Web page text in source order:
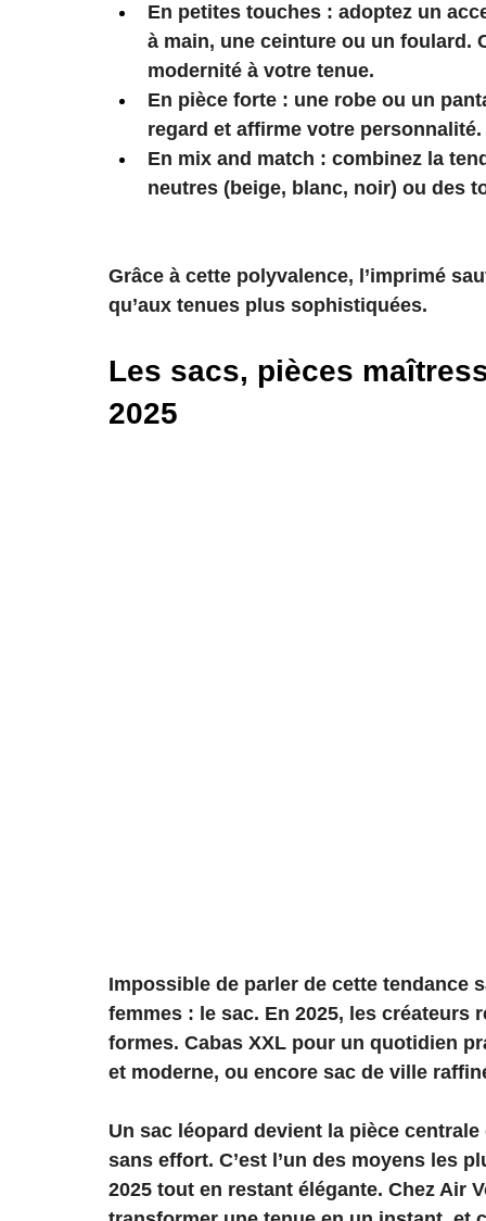
En petites touches : adoptez un
à main, une ceinture ou un
modernité à votre tenue.
En pièce forte : une robe ou un
regard et affirme votre personnalité.
En mix and match : combinez la
neutres (beige, blanc, noir) ou des
Grâce à cette polyvalence, l’imprimé
qu’aux tenues plus sophistiquées.
Les sacs, pièces
2025
Impossible de parler de cette tendance
femmes : le sac. En 2025, les
formes. Cabas XXL pour un quotidien
et moderne, ou encore sac de ville
Un sac léopard devient la pièce
sans effort. C’est l’un des moyens les
2025 tout en restant élégante. Chez Air